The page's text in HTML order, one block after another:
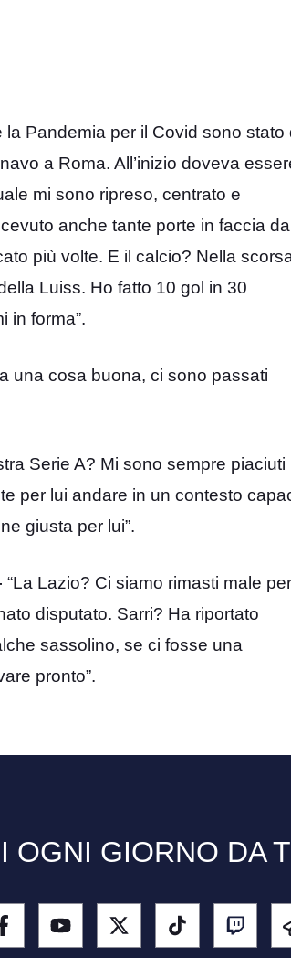
la Pandemia per il Covid sono stato
a Roma. All’inizio doveva
mi sono ripreso, centrato e
anche tante porte in faccia
più volte. E il calcio? Nella
Luiss. Ho fatto 10 gol in 30
in forma”.
una cosa buona, ci sono passati
Serie A? Mi sono sempre piaciuti
per lui andare in un contesto
giusta per lui”.
“La Lazio? Ci siamo rimasti male
disputato. Sarri? Ha riportato
sassolino, se ci fosse una
pronto”.
OGNI GIORNO DA